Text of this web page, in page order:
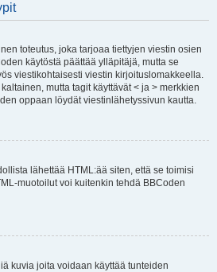
toteutus, joka tarjoaa tiettyjen viestin osien
käytöstä päättää ylläpitäjä, mutta se
viestikohtaisesti viestin kirjoituslomakkeella.
mutta tagit käyttävät < ja > merkkien
oppaan löydät viestinlähetyssivun kautta.
lähettää HTML:ää siten, että se toimisi
muotoilut voi kuitenkin tehdä BBCoden
kuvia joita voidaan käyttää tunteiden